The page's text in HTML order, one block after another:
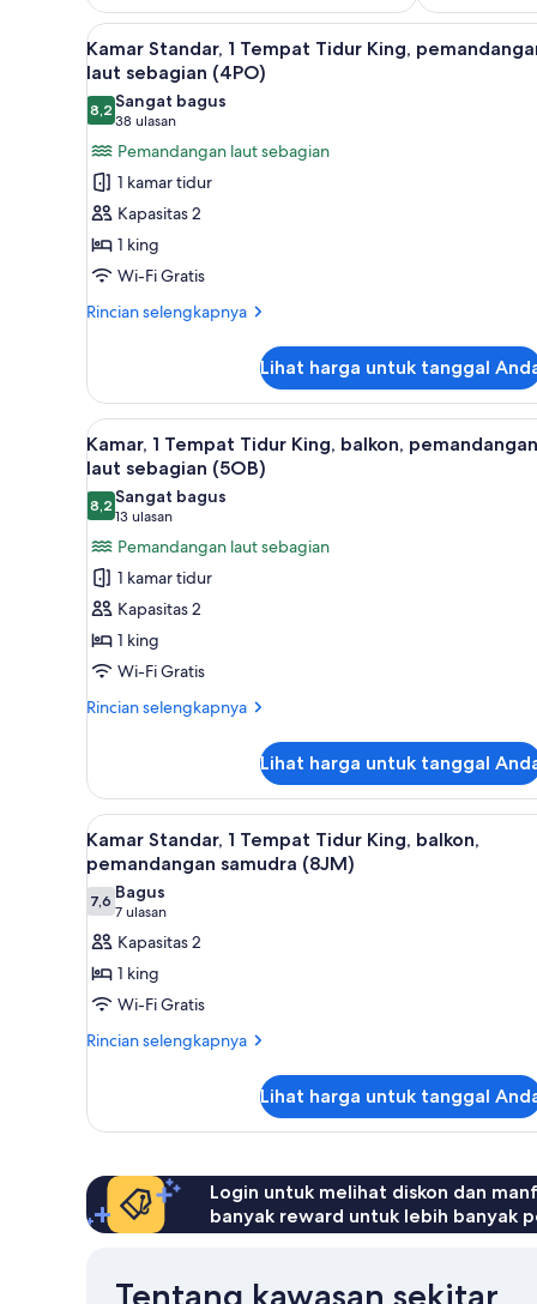
Lihat
semua
foto
untuk
Kamar
Standar,
Tempat
Tidur
King,
pemandangan
(4PO)
Kamar Standar, 1 Tempat
2
Kamar Standar, 1 Tempat Tidur King,
laut sebagian (4PO)
8,28,2 dari 10
Sangat bagus
38 ulasan
(38
ulasan)
Pemandangan laut sebagian
1 kamar tidur
Kapasitas 2
1 king
Wi-Fi Gratis
Rincian selengkapnya
Rincian
Kamar
Standar,
1
Tempat
King,
pemandangan
laut
sebagian
(4PO)
Lihat harga untuk tanggal
Lihat
semua
foto
untuk
Kamar,
Tempat
Tidur
King,
balkon,
pemandangan
(5OB)
Kamar, 1 Tempat Tidur King,
2
Kamar, 1 Tempat Tidur King, balkon, pemandangan
laut sebagian (5OB)
8,28,2 dari 10
Sangat bagus
13 ulasan
(13
ulasan)
Pemandangan laut sebagian
1 kamar tidur
Kapasitas 2
1 king
Wi-Fi Gratis
Rincian selengkapnya
Rincian
Kamar,
Tempat
Tidur
King,
balkon,
pemandangan
laut
sebagian
(5OB)
Lihat harga untuk tanggal
Lihat
semua
foto
untuk
Kamar
Standar,
Tempat
Tidur
pemandangan
(8JM)
Kamar Standar, 1 Tempat
3
Kamar Standar, 1 Tempat Tidur King, balkon,
pemandangan samudra (8JM)
7,67,6 dari 10
Bagus
7 ulasan
(7
ulasan)
Kapasitas 2
1 king
Wi-Fi Gratis
Rincian selengkapnya
Rincian
Kamar
Tempat
Tidur
King,
samudra
Lihat harga untuk tanggal
Login untuk melihat diskon dan
banyak reward untuk lebih banyak
Tentang kawasan sekitar